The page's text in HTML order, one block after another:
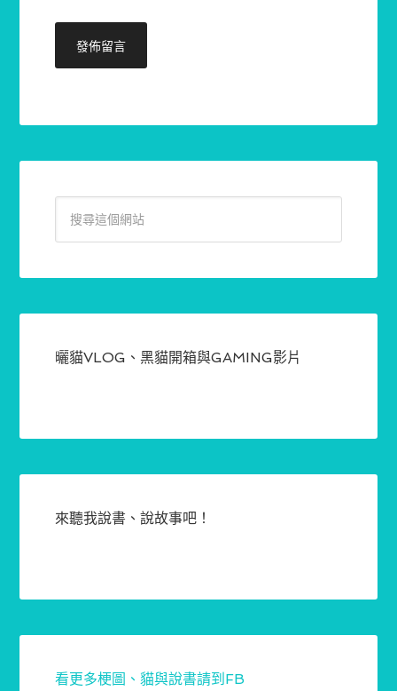
曬貓VLOG、黑貓開箱與GAMING影片
來聽我說書、說故事吧！
看更多梗圖、貓與說書請到FB